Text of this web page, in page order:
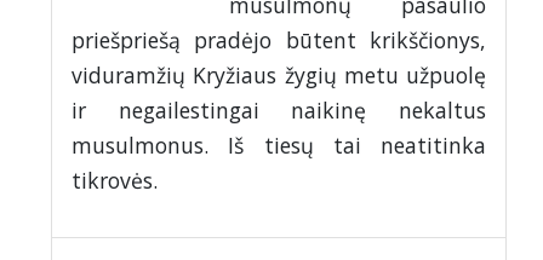
priešpriešą pradėjo būtent krikščionys,
viduramžių Kryžiaus žygių metu užpuolę
ir negailestingai naikinę nekaltus
musulmonus. Iš tiesų tai neatitinka
tikrovės.